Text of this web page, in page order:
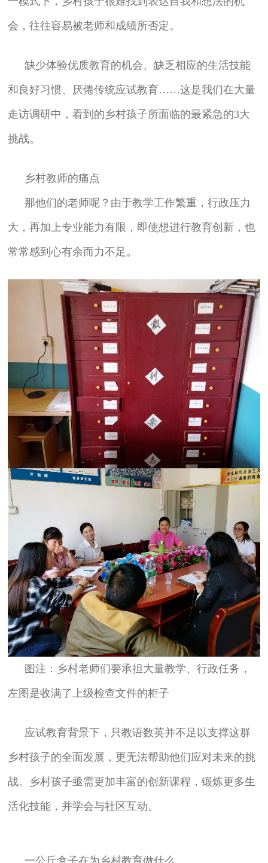
会，往往容易被老师和成绩所否定。
缺少体验优质教育的机会、缺乏相应的生活技能
和良好习惯、厌倦传统应试教育……这是我们在大量
走访调研中，看到的乡村孩子所面临的最紧急的3大
挑战。
乡村教师的痛点
那他们的老师呢？由于教学工作繁重，行政压力
大，再加上专业能力有限，即使想进行教育创新，也
常常感到心有余而力不足。
图注：乡村老师们要承担大量教学、行政任务，
左图是收满了上级检查文件的柜子
应试教育背景下，只教语数英并不足以支撑这群
乡村孩子的全面发展，更无法帮助他们应对未来的挑
战。乡村孩子亟需更加丰富的创新课程，锻炼更多生
活化技能，并学会与社区互动。
一公斤盒子在为乡村教育做什么